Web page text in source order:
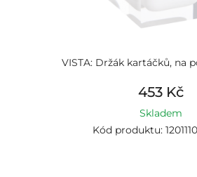
VISTA: Držák kartáčků, na
453 Kč
Skladem
Kód produktu: